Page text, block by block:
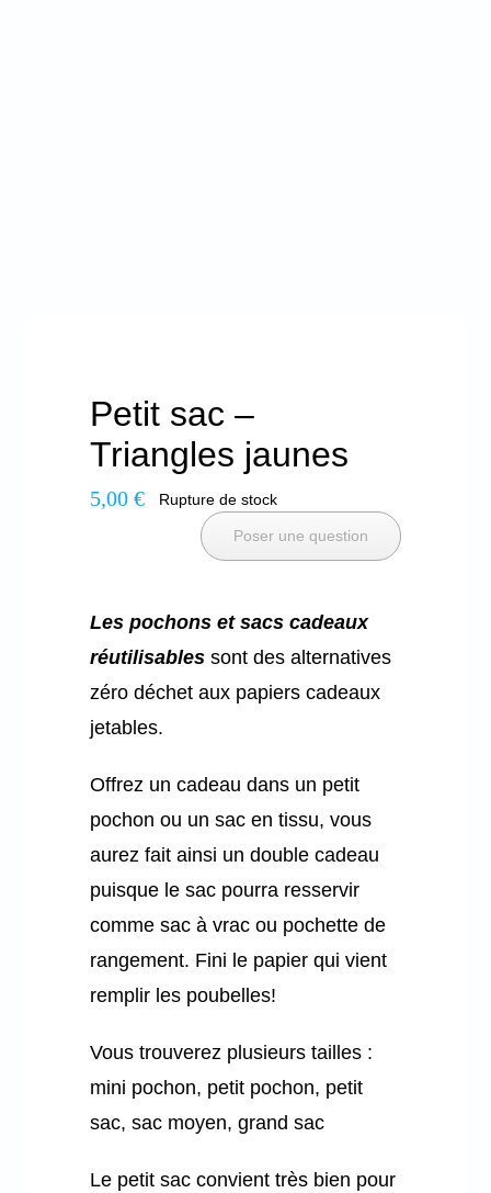
Petit sac –
Triangles jaunes
5,00€ Rupture de stock
Poser une question
Les pochons et sacs cadeaux
réutilisables sont des alternatives
zéro déchet aux papiers cadeaux
jetables.
Offrez un cadeau dans un petit
pochon ou un sac en tissu, vous
aurez fait ainsi un double cadeau
puisque le sac pourra resservir
comme sac à vrac ou pochette de
rangement. Fini le papier qui vient
remplir les poubelles!
Vous trouverez plusieurs tailles :
mini pochon, petit pochon, petit
sac, sac moyen, grand sac
Le petit sac convient très bien pour